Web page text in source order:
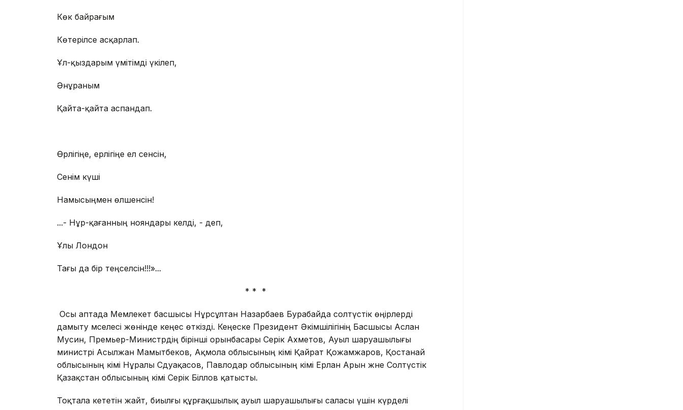
Көк байрағым
Көтерілсе асқарлап.
Ұл-қыздарым үмітімді үкілеп,
Әнұраным
Қайта-қайта аспандап.
Өрлігіңе, ерлігіңе ел сенсін,
Сенім күші
Намысыңмен өлшенсін!
...- Нұр-қағанның нояндары келді, - деп,
Ұлы Лондон
Тағы да бір теңселсін!!!»...
* * *
Осы аптада Мемлекет басшысы Нұрсұлтан Назарбаев Бурабайда солтүстік өңірлерді
дамыту мәселесі жөнінде кеңес өткізді. Кеңеске Президент Әкімшілігінің Басшысы Аслан
Мусин, Премьер-Министрдің бірінші орынбасары Серік Ахметов, Ауыл шаруашылығы
министрі Асылжан Мамытбеков, Ақмола облысының әкімі Қайрат Қожамжаров, Қостанай
облысының әкімі Нұралы Сәдуақасов, Павлодар облысының әкімі Ерлан Арын және Солтүстік
Қазақстан облысының әкімі Серік Біләлов қатысты.
Тоқтала кететін жайт, биылғы құрғақшылық ауыл шаруашылығы саласы үшін күрделі